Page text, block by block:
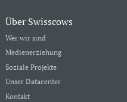
Über Swisscows
Wer wir sind
Medienerziehung
Soziale Projekte
Unser Datacenter
Kontakt